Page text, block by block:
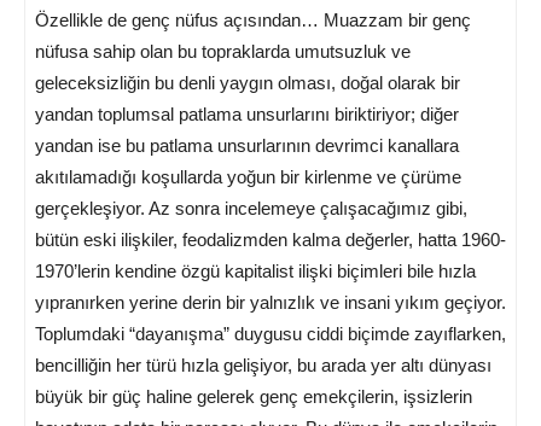
Özellikle de genç nüfus açısından… Muazzam bir genç
nüfusa sahip olan bu topraklarda umutsuzluk ve
geleceksizliğin bu denli yaygın olması, doğal olarak bir
yandan toplumsal patlama unsurlarını biriktiriyor; diğer
yandan ise bu patlama unsurlarının devrimci kanallara
akıtılamadığı koşullarda yoğun bir kirlenme ve çürüme
gerçekleşiyor. Az sonra incelemeye çalışacağımız gibi,
bütün eski ilişkiler, feodalizmden kalma değerler, hatta 1960-
1970’lerin kendine özgü kapitalist ilişki biçimleri bile hızla
yıpranırken yerine derin bir yalnızlık ve insani yıkım geçiyor.
Toplumdaki “dayanışma” duygusu ciddi biçimde zayıflarken,
bencilliğin her türü hızla gelişiyor, bu arada yer altı dünyası
büyük bir güç haline gelerek genç emekçilerin, işsizlerin